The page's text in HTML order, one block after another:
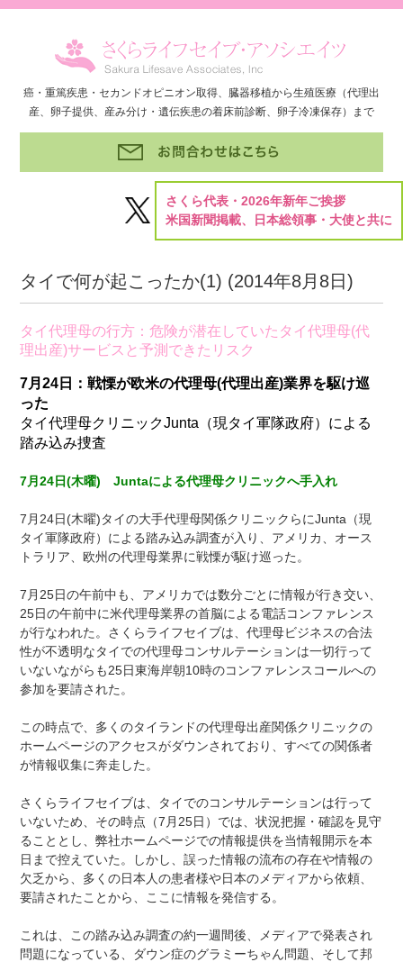
癌・重篤疾患・セカンドオピニオン取得、臓器移植から生殖医療（代理出
産、卵子提供、産み分け・遺伝疾患の着床前診断、卵子冷凍保存）まで
さくら代表・2026年新年ご挨拶
米国新聞掲載、日本総領事・大使と共に
タイで何が起こったか(1) (2014年8月8日)
タイ代理母の行方：危険が潜在していたタイ代理母(代
理出産)サービスと予測できたリスク
7月24日：戦慄が欧米の代理母(代理出産)業界を駆け巡
った
タイ代理母クリニックJunta（現タイ軍隊政府）による
踏み込み捜査
7月24日(木曜) Juntaによる代理母クリニックへ手入れ
7月24日(木曜)タイの大手代理母関係クリニックらにJunta（現
タイ軍隊政府）による踏み込み調査が入り、アメリカ、オース
トラリア、欧州の代理母業界に戦慄が駆け巡った。
7月25日の午前中も、アメリカでは数分ごとに情報が行き交い、
25日の午前中に米代理母業界の首脳による電話コンファレンス
が行なわれた。さくらライフセイブは、代理母ビジネスの合法
性が不透明なタイでの代理母コンサルテーションは一切行って
いないながらも25日東海岸朝10時のコンファレンスコールへの
参加を要請された。
この時点で、多くのタイランドの代理母出産関係クリニックの
ホームページのアクセスがダウンされており、すべての関係者
が情報収集に奔走した。
さくらライフセイブは、タイでのコンサルテーションは行って
いないため、その時点（7月25日）では、状況把握・確認を見守
ることとし、弊社ホームページでの情報提供を当情報開示を本
日まで控えていた。しかし、誤った情報の流布の存在や情報の
欠乏から、多くの日本人の患者様や日本のメディアから依頼、
要請されたことから、ここに情報を発信する。
これは、この踏み込み調査の約一週間後、メディアで発表され
問題になっている、ダウン症のグラミーちゃん問題、そして邦